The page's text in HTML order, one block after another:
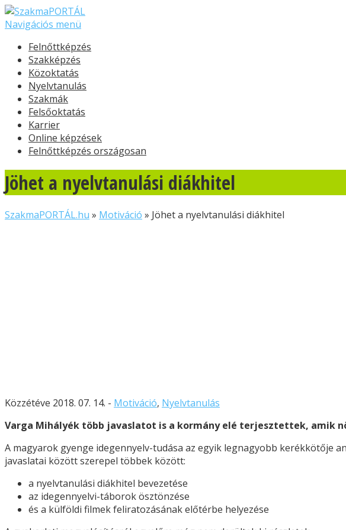
Navigációs menü
Felnőttképzés
Szakképzés
Közoktatás
Nyelvtanulás
Szakmák
Felsőoktatás
Karrier
Online képzések
Felnőttképzés országosan
Jöhet a nyelvtanulási diákhitel
SzakmaPORTÁL.hu » Motiváció » Jöhet a nyelvtanulási diákhitel
Közzétéve 2018. 07. 14. - Motiváció, Nyelvtanulás
Varga Mihályék több javaslatot is a kormány elé terjesztettek, amik
A magyarok gyenge idegennyelv-tudása az egyik legnagyobb kerékkötője
javaslatai között szerepel többek között:
a nyelvtanulási diákhitel bevezetése
az idegennyelvi-táborok ösztönzése
és a külföldi filmek feliratozásának előtérbe helyezése